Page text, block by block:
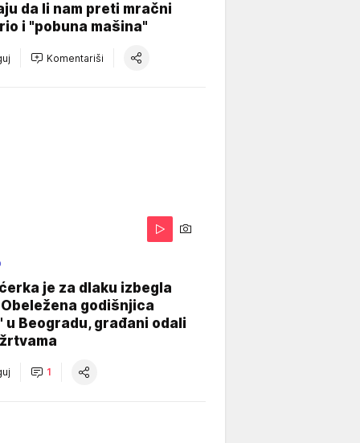
da li nam preti mračni
i "pobuna mašina"
Komentariši
je za dlaku izbegla
godišnjica
u Beogradu, građani odali
1